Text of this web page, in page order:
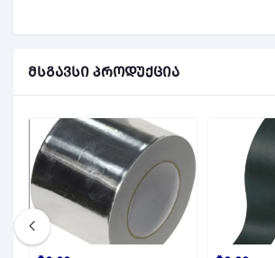
მსგავსი პროდუქცია